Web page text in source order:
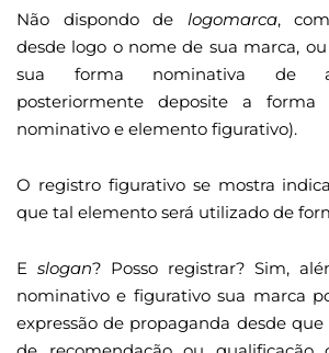
Não dispondo de logomarca,
desde logo o nome de sua marca,
sua forma nominativa de
posteriormente deposite a forma
nominativo e elemento figurativo).
O registro figurativo se mostra
que tal elemento será utilizado de
E slogan? Posso registrar? Sim,
nominativo e figurativo sua marca
expressão de propaganda desde